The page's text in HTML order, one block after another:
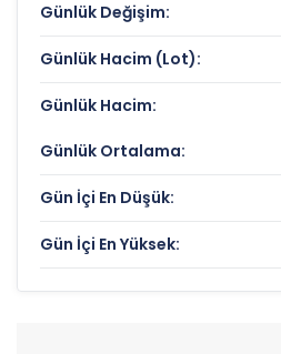
Günlük Değişim:
Günlük Hacim (Lot):
Günlük Hacim:
Günlük Ortalama:
Gün İçi En Düşük:
Gün İçi En Yüksek: